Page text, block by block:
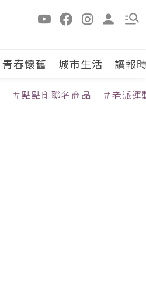
青春懷舊 城市生活 讀報
＃點點印聯名商品 ＃老派運